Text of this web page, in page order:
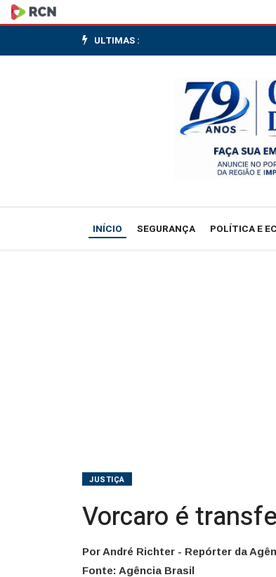
Vorcaro
é
superintendência
ULTIMAS :
INÍCIO SEGURANÇA POLÍTICA E
JUSTIÇA
Vorcaro é
Por André Richter - Repórter da
Fonte: Agência Brasil